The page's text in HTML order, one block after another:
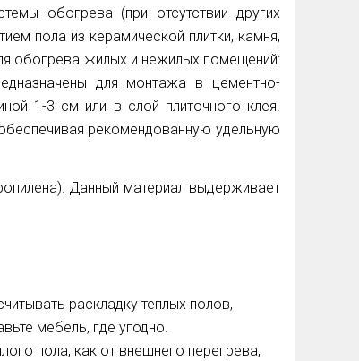
обогрева (при отсутствии других
пола из керамической плитки, камня,
обогрева жилых и нежилых помещений:
для монтажа в цементно-
1-3 см или в слой плиточного клея.
рекомендованную удельную
Данный материал выдерживает
раскладку теплых полов,
мебель, где угодно.
пола, как от внешнего перегрева,